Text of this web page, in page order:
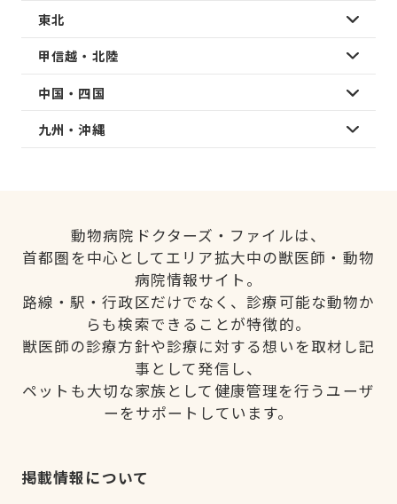
東北
甲信越・北陸
中国・四国
九州・沖縄
動物病院ドクターズ・ファイルは、
首都圏を中心としてエリア拡大中の獣医師・動物
病院情報サイト。
路線・駅・行政区だけでなく、診療可能な動物か
らも検索できることが特徴的。
獣医師の診療方針や診療に対する想いを取材し記
事として発信し、
ペットも大切な家族として健康管理を行うユーザ
ーをサポートしています。
掲載情報について